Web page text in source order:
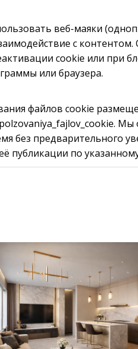
веб-маяки
с
cookie или при
или браузера.
файлов cookie
Мы
без предварительного
публикации по